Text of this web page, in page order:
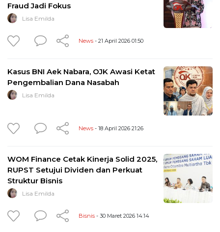
Fraud Jadi Fokus
Lisa Emilda
News - 21 April 2026 01:50
Kasus BNI Aek Nabara, OJK Awasi Ketat
Pengembalian Dana Nasabah
Lisa Emilda
News - 18 April 2026 21:26
WOM Finance Cetak Kinerja Solid 2025,
RUPST Setujui Dividen dan Perkuat
Struktur Bisnis
Lisa Emilda
Bisnis - 30 Maret 2026 14:14